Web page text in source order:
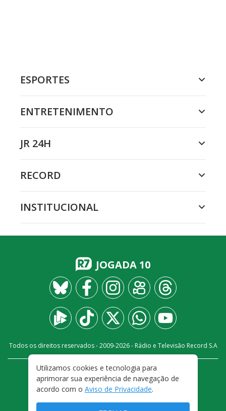
ESPORTES
ENTRETENIMENTO
JR 24H
RECORD
INSTITUCIONAL
JOGADA 10
Todos os direitos reservados - 2009-2026- Rádio e Televisão Record S.A
FALE CONOSCO
PRIVACIDADE
TERMOS E CONDIÇÕES DE USO
Utilizamos cookies e tecnologia para
aprimorar sua experiência de navegação de
acordo com o Aviso de Privacidade.